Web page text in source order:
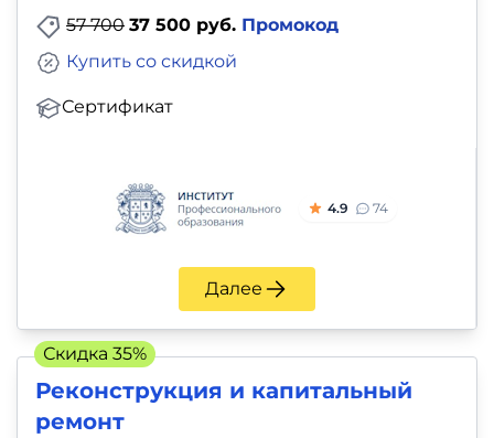
57 700 37 500 руб. Промокод
Сертификат
Купить со скидкой
4.9 74
Далее
Реконструкция и капитальный
ремонт
Скидка 35%